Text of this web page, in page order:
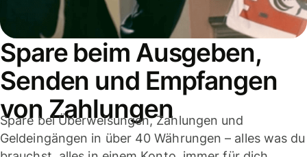
Spare beim Ausgeben,
Senden und Empfangen
von Zahlungen
Spare bei Überweisungen, Zahlungen und
Geldeingängen in über 40 Währungen – alles was du